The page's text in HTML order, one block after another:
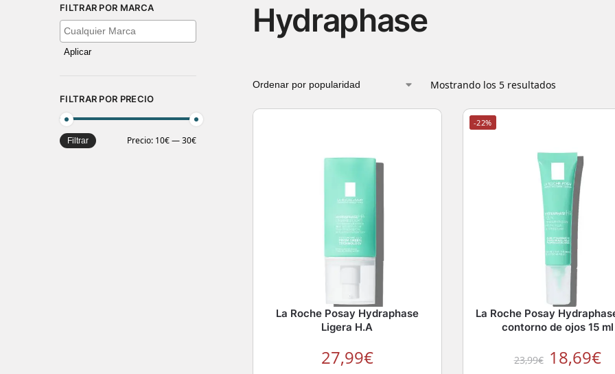
Hydraphase
Mostrando los 5 resultados
La Roche Posay Hydraphase
Ligera H.A
27,99€
-22%
La Roche Posay
contorno de ojos 15 ml
23,99€ 18,69€
FILTRAR POR MARCA
Aplicar
FILTRAR POR PRECIO
Filtrar Precio: 10€—30€